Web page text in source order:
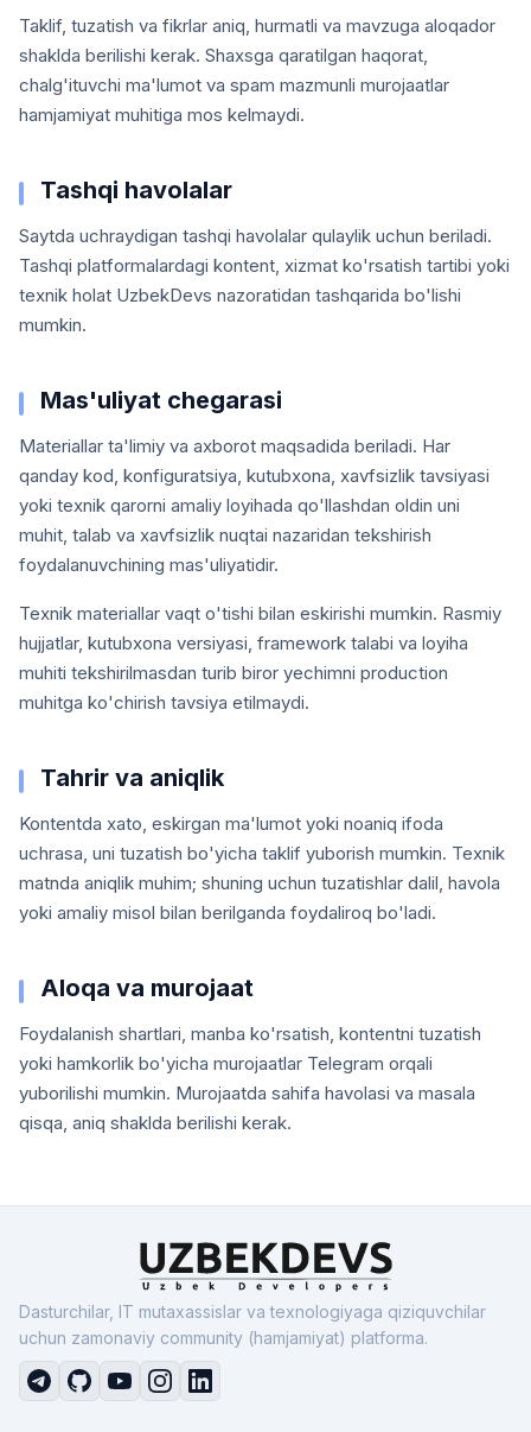
Taklif, tuzatish va fikrlar aniq, hurmatli va mavzuga aloqador
shaklda berilishi kerak. Shaxsga qaratilgan haqorat,
chalg'ituvchi ma'lumot va spam mazmunli murojaatlar
hamjamiyat muhitiga mos kelmaydi.
Tashqi havolalar
Saytda uchraydigan tashqi havolalar qulaylik uchun beriladi.
Tashqi platformalardagi kontent, xizmat ko'rsatish tartibi yoki
texnik holat UzbekDevs nazoratidan tashqarida bo'lishi
mumkin.
Mas'uliyat chegarasi
Materiallar ta'limiy va axborot maqsadida beriladi. Har
qanday kod, konfiguratsiya, kutubxona, xavfsizlik tavsiyasi
yoki texnik qarorni amaliy loyihada qo'llashdan oldin uni
muhit, talab va xavfsizlik nuqtai nazaridan tekshirish
foydalanuvchining mas'uliyatidir.
Texnik materiallar vaqt o'tishi bilan eskirishi mumkin. Rasmiy
hujjatlar, kutubxona versiyasi, framework talabi va loyiha
muhiti tekshirilmasdan turib biror yechimni production
muhitga ko'chirish tavsiya etilmaydi.
Tahrir va aniqlik
Kontentda xato, eskirgan ma'lumot yoki noaniq ifoda
uchrasa, uni tuzatish bo'yicha taklif yuborish mumkin. Texnik
matnda aniqlik muhim; shuning uchun tuzatishlar dalil, havola
yoki amaliy misol bilan berilganda foydaliroq bo'ladi.
Aloqa va murojaat
Foydalanish shartlari, manba ko'rsatish, kontentni tuzatish
yoki hamkorlik bo'yicha murojaatlar Telegram orqali
yuborilishi mumkin. Murojaatda sahifa havolasi va masala
qisqa, aniq shaklda berilishi kerak.
Dasturchilar, IT mutaxassislar va texnologiyaga qiziquvchilar
uchun zamonaviy community (hamjamiyat) platforma.